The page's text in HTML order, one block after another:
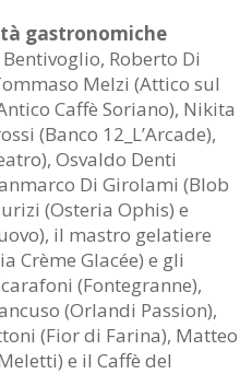
gastronomiche
Roberto Di
Melzi (Attico sul
Caffè Soriano), Nikita
(Banco 12_L’Arcade),
Osvaldo Denti
Di Girolami (Blob
(Osteria Ophis) e
il mastro gelatiere
Crème Glacée) e gli
(Fontegranne),
(Orlandi Passion),
(Fior di Farina), Matteo
e il Caffè del